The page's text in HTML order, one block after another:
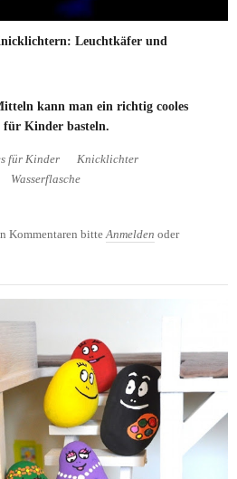
Leuchtkäfer und
kann man ein richtig cooles
für Kinder basteln.
für Kinder
Knicklichter
Wasserflasche
mit Knicklichtern: Leuchtkäfer und
Kommentaren bitte Anmelden oder